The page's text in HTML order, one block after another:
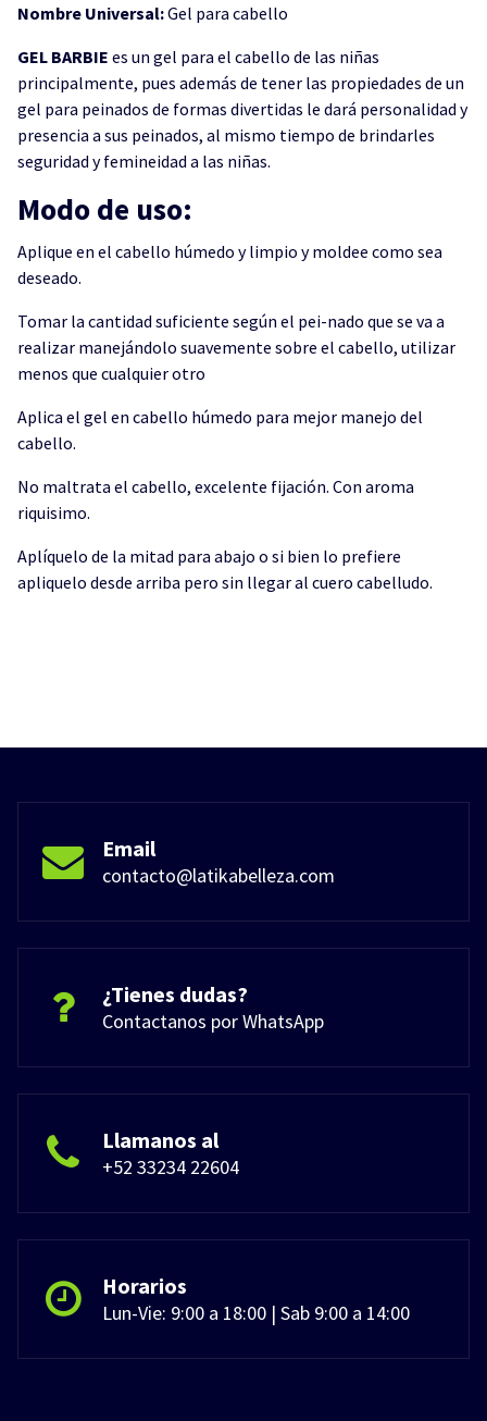
Nombre Universal:Gel para cabello
GEL BARBIE es un gel para el cabello de las niñas
principalmente, pues además de tener las propiedades de un
gel para peinados de formas divertidas le dará personalidad y
presencia a sus peinados, al mismo tiempo de brindarles
seguridad y femineidad a las niñas.
Modo de uso:
Aplique en el cabello húmedo y limpio y moldee como sea
deseado.
Tomar la cantidad suficiente según el pei-nado que se va a
realizar manejándolo suavemente sobre el cabello, utilizar
menos que cualquier otro
Aplica el gel en cabello húmedo para mejor manejo del
cabello.
No maltrata el cabello, excelente fijación. Con aroma
riquisimo.
Aplíquelo de la mitad para abajo o si bien lo prefiere
apliquelo desde arriba pero sin llegar al cuero cabelludo.
Email
contacto@latikabelleza.com
¿Tienes dudas?
Contactanos por WhatsApp
Llamanos al
+52 33234 22604
Horarios
Lun-Vie: 9:00 a 18:00 | Sab 9:00 a 14:00